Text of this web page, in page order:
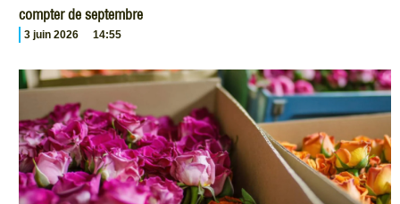
compter de septembre
3 juin 2026 14:55